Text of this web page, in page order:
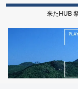
来たHUB